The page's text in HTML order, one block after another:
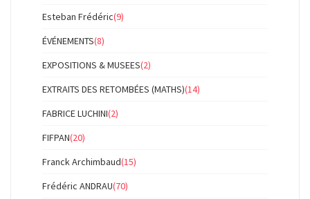
Esteban Frédéric(9)
ÉVÉNEMENTS(8)
EXPOSITIONS & MUSEES(2)
EXTRAITS DES RETOMBÉES (MATHS)(14)
FABRICE LUCHINI(2)
FIFPAN(20)
Franck Archimbaud(15)
Frédéric ANDRAU(70)